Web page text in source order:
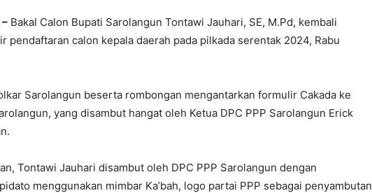
Bakal Calon Bupati Sarolangun Tontawi Jauhari, SE, M.Pd, kembali
pendaftaran calon kepala daerah pada pilkada serentak 2024, Rabu
Sarolangun beserta rombongan mengantarkan formulir Cakada ke
yang disambut hangat oleh Ketua DPC PPP Sarolangun Erick
Tontawi Jauhari disambut oleh DPC PPP Sarolangun dengan
menggunakan mimbar Ka’bah, logo partai PPP sebagai penyambutan